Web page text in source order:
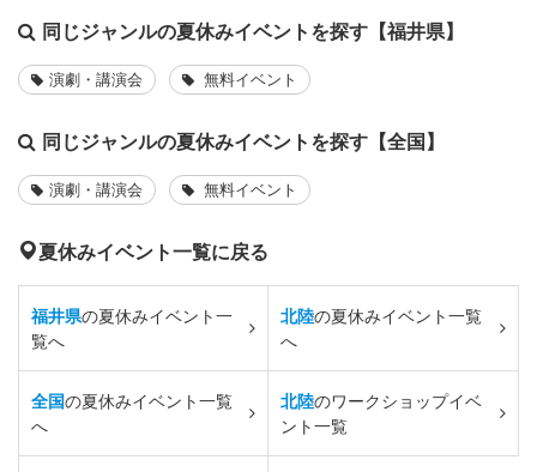
同じジャンルの夏休みイベントを探す【福井県】
演劇・講演会 無料イベント
同じジャンルの夏休みイベントを探す【全国】
演劇・講演会 無料イベント
夏休みイベント一覧に戻る
福井県の夏休みイベント一
覧へ
北陸の夏休みイベント一覧
へ
全国の夏休みイベント一覧
へ
北陸のワークショップイベ
ント一覧